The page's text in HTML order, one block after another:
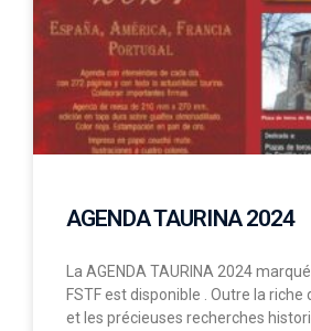
AGENDA TAURINA 2024
La AGENDA TAURINA 2024
FSTF est disponible . Outre la
et les précieuses recherches